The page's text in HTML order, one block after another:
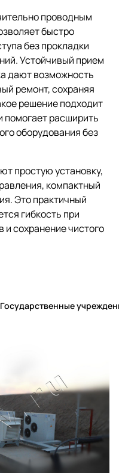
проводным
быстро
без прокладки
Устойчивый прием
дают возможность
ремонт, сохраняя
решение подходит
помогает расширить
оборудования без
простую установку,
компактный
Это практичный
гибкость при
и сохранение чистого
Государственные